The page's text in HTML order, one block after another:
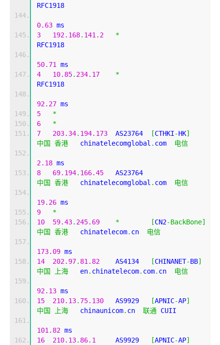
RFC1918
0.63 ms
3
192.168. 141.2
*
RFC1918
50.71
ms
4
10.85. 234.17
*
RFC1918
92.27 ms
5
*
6
*
7
203.34. 194.173
  AS23764
[CTHKI-HK]
中国
香港
   chinatelecomglobal
. com 电信
2.18 ms
8
69.194. 166.45
中国
香港
   chinatelecomglobal
. com 电信
19.26 ms
9
*
10
59.43. 245.69 * [CN2-BackBone]
中国
香港
   chinatelecom
. cn 电信
173.09 ms
14
202.97. 81.82
    AS4134
[CHINANET-BB]
中国
上海
   en
. chinatelecom. com. cn 电信
92.13 ms
15
210.13. 75.130
   AS9929
[APNIC-AP]
中国
上海
   chinaunicom
. cn 联通 CUII
101.82 ms
16
210.13. 86.1
     AS9929
[APNIC-AP]